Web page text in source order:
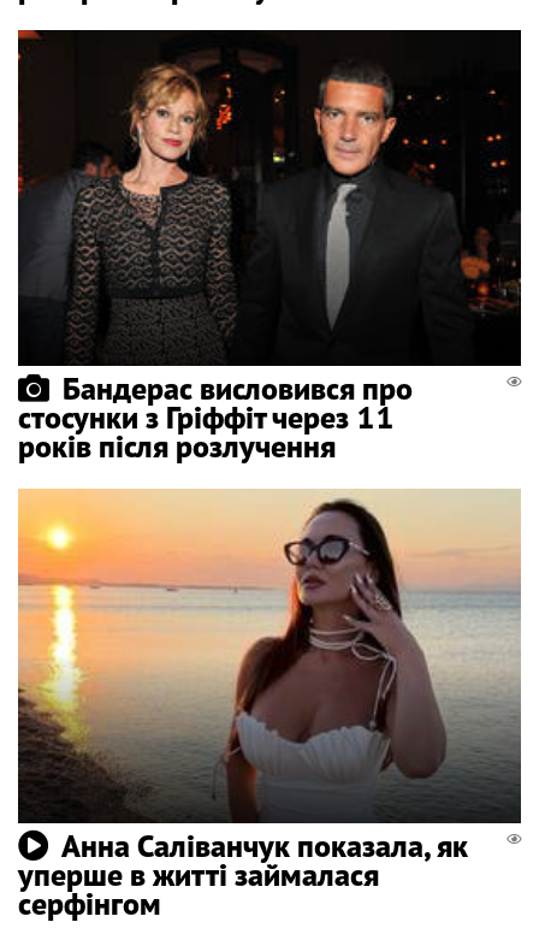
Бандерас висловився про
стосунки з Гріффіт через 11
років після розлучення
Анна Саліванчук показала, як
уперше в житті займалася
серфінгом